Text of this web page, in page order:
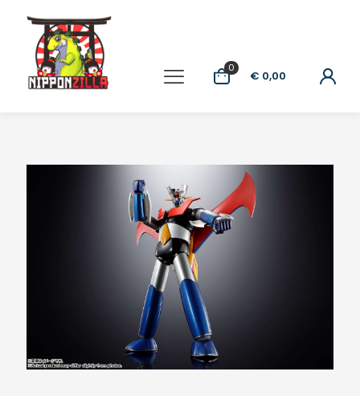
0
€ 0,00